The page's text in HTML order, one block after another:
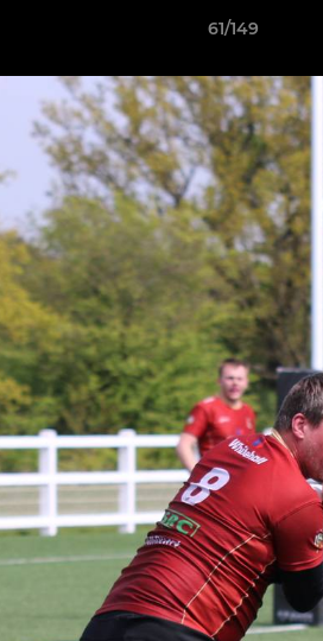
61/149